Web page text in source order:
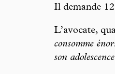
Il demande
L’avocate,
consomme
son